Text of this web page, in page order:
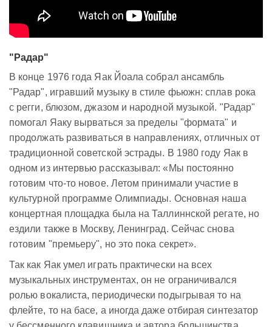
"Радар"
В конце 1976 года Яак Йоала собрал ансамбль
"Радар", игравший музыку в стиле фьюжн: сплав рока
с регги, блюзом, джазом и народной музыкой. "Радар"
помогал Яаку вырваться за пределы "формата" и
продолжать развиваться в направлениях, отличных от
традиционной советской эстрады. В 1980 году Яак в
одном из интервью рассказывал: «Мы постоянно
готовим что-то новое. Летом принимали участие в
культурной программе Олимпиады. Основная наша
концертная площадка была на Таллиннской регате, но
ездили также в Москву, Ленинград. Сейчас снова
готовим "премьеру", но это пока секрет».
Так как Яак умел играть практически на всех
музыкальных инструментах, он не ограничивался
ролью вокалиста, периодически подыгрывая то на
флейте, то на басе, а иногда даже отбирая синтезатор